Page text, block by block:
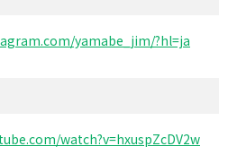
yamabe_jim/?hl=ja
watch?v=hxuspZcDV2w